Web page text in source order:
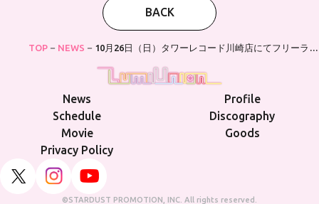
BACK
TOP NEWS
10月26日（日）タワーレコード川崎店にてフリーライ
News
Profile
Schedule
Discography
Movie
Goods
Privacy Policy
©STARDUST PROMOTION, INC. All rights reserved.